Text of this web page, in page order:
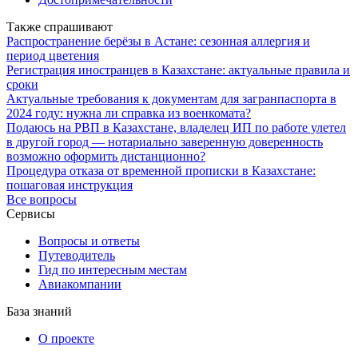
Также спрашивают
Распространение берёзы в Астане: сезонная аллергия и
период цветения
Регистрация иностранцев в Казахстане: актуальные правила и
сроки
Актуальные требования к документам для загранпаспорта в
2024 году: нужна ли справка из военкомата?
Подаюсь на РВП в Казахстане, владелец ИП по работе улетел
в другой город — нотариально заверенную доверенность
возможно оформить дистанционно?
Процедура отказа от временной прописки в Казахстане:
пошаговая инструкция
Все вопросы
Сервисы
Вопросы и ответы
Путеводитель
Гид по интересным местам
Авиакомпании
База знаний
О проекте